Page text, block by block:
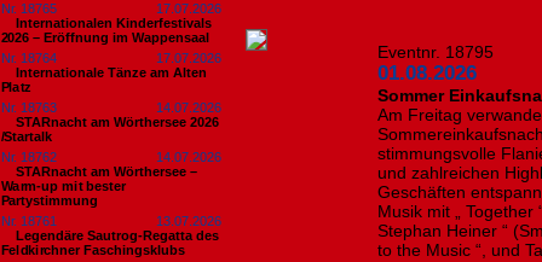
Nr. 18765
17.07.2026
Internationalen Kinderfestivals
2026 – Eröffnung im Wappensaal
Nr. 18764
17.07.2026
Internationale Tänze am Alten
Platz
Nr. 18763
14.07.2026
STARnacht am Wörthersee 2026
/Startalk
Nr. 18762
14.07.2026
STARnacht am Wörthersee –
Warm-up mit bester
Partystimmung
Nr. 18761
13.07.2026
Legendäre Sautrog-Regatta des
Feldkirchner Faschingsklubs
Eventnr. 18795
01.08.2026
Sommer
Am Freitag
stimmungsvolle
und zahlreichen
Geschäften
Musik mit „ Together
Stephan Heiner “
to the Music “, und